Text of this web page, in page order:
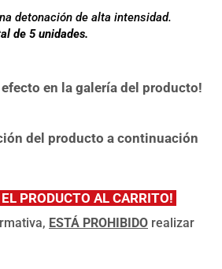
detonación de alta intensidad.
de 5 unidades.
efecto en la galería del producto!
del producto a continuación
PRODUCTO AL CARRITO!
ESTÁ PROHIBIDO realizar